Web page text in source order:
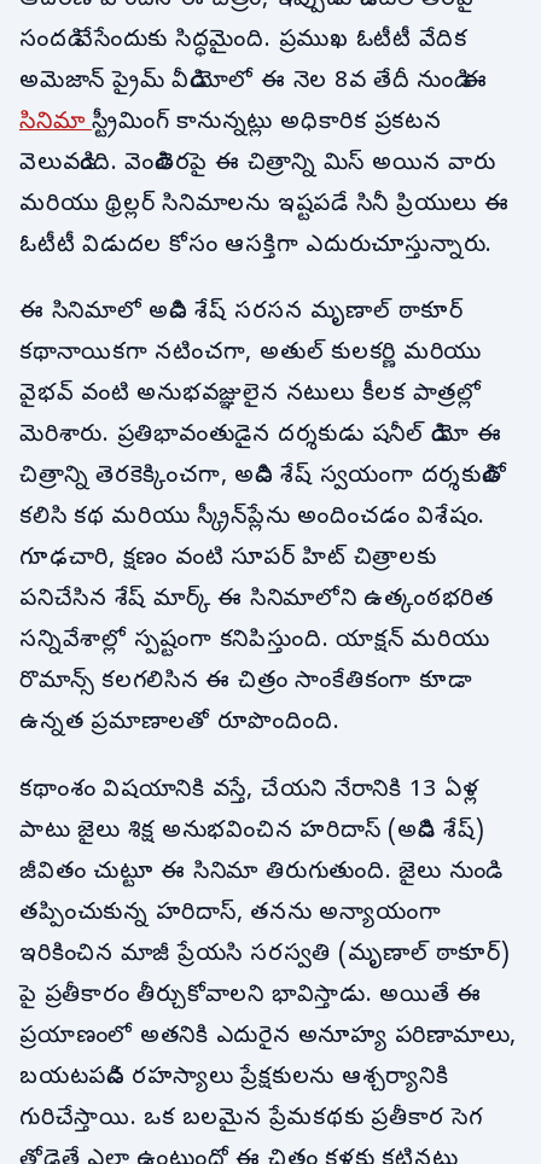
సందడి చేసేందుకు సిద్ధమైంది. ప్రముఖ ఓటీటీ వేదిక
అమెజాన్ ప్రైమ్ వీడియోలో ఈ నెల 8వ తేదీ నుండి ఈ
సినిమాస్ట్రీమింగ్ కానున్నట్లు అధికారిక ప్రకటన
వెలువడింది. వెండితెరపై ఈ చిత్రాన్ని మిస్ అయిన వారు
మరియు థ్రిల్లర్ సినిమాలను ఇష్టపడే సినీ ప్రియులు ఈ
ఓటీటీ విడుదల కోసం ఆసక్తిగా ఎదురుచూస్తున్నారు.
ఈ సినిమాలో అడివి శేష్ సరసన మృణాల్ ఠాకూర్
కథానాయికగా నటించగా, అతుల్ కులకర్ణి మరియు
వైభవ్ వంటి అనుభవజ్ఞులైన నటులు కీలక పాత్రల్లో
మెరిశారు. ప్రతిభావంతుడైన దర్శకుడు షనీల్ డియో ఈ
చిత్రాన్ని తెరకెక్కించగా, అడివి శేష్ స్వయంగా దర్శకుడితో
కలిసి కథ మరియు స్క్రీన్‌ప్లేను అందించడం విశేషం.
గూఢచారి, క్షణం వంటి సూపర్ హిట్ చిత్రాలకు
పనిచేసిన శేష్ మార్క్ ఈ సినిమాలోని ఉత్కంఠభరిత
సన్నివేశాల్లో స్పష్టంగా కనిపిస్తుంది. యాక్షన్ మరియు
రొమాన్స్ కలగలిసిన ఈ చిత్రం సాంకేతికంగా కూడా
ఉన్నత ప్రమాణాలతో రూపొందింది.
కథాంశం విషయానికి వస్తే, చేయని నేరానికి 13 ఏళ్ల
పాటు జైలు శిక్ష అనుభవించిన హరిదాస్ (అడివి శేష్)
జీవితం చుట్టూ ఈ సినిమా తిరుగుతుంది. జైలు నుండి
తప్పించుకున్న హరిదాస్, తనను అన్యాయంగా
ఇరికించిన మాజీ ప్రేయసి సరస్వతి (మృణాల్ ఠాకూర్)
పై ప్రతీకారం తీర్చుకోవాలని భావిస్తాడు. అయితే ఈ
ప్రయాణంలో అతనికి ఎదురైన అనూహ్య పరిణామాలు,
బయటపడిన రహస్యాలు ప్రేక్షకులను ఆశ్చర్యానికి
గురిచేస్తాయి. ఒక బలమైన ప్రేమకథకు ప్రతీకార సెగ